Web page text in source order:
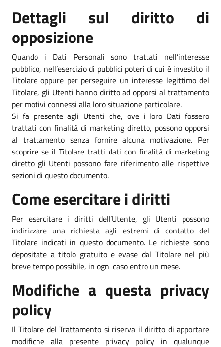
Dettagli sul diritto di
opposizione
Quando i Dati Personali sono trattati nell’interesse
pubblico, nell’esercizio di pubblici poteri di cui è investito il
Titolare oppure per perseguire un interesse legittimo del
Titolare, gli Utenti hanno diritto ad opporsi al trattamento
per motivi connessi alla loro situazione particolare.
Si fa presente agli Utenti che, ove i loro Dati fossero
trattati con finalità di marketing diretto, possono opporsi
al trattamento senza fornire alcuna motivazione. Per
scoprire se il Titolare tratti dati con finalità di marketing
diretto gli Utenti possono fare riferimento alle rispettive
sezioni di questo documento.
Come esercitare i diritti
Per esercitare i diritti dell’Utente, gli Utenti possono
indirizzare una richiesta agli estremi di contatto del
Titolare indicati in questo documento. Le richieste sono
depositate a titolo gratuito e evase dal Titolare nel più
breve tempo possibile, in ogni caso entro un mese.
Modifiche a questa privacy
policy
Il Titolare del Trattamento si riserva il diritto di apportare
modifiche alla presente privacy policy in qualunque